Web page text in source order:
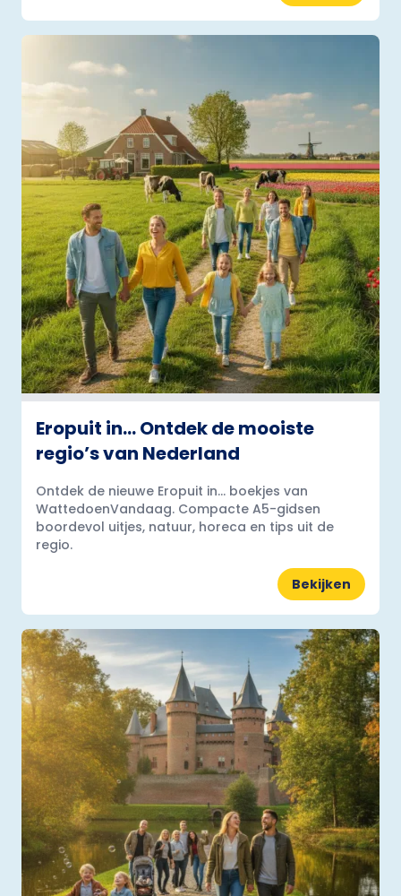
Eropuit in… Ontdek de mooiste
regio’s van Nederland
Ontdek de nieuwe Eropuit in... boekjes van
WattedoenVandaag. Compacte A5-gidsen
boordevol uitjes, natuur, horeca en tips uit de
regio.
Bekijken